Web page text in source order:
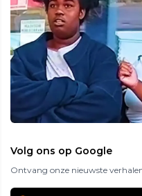
Volg ons op Google
Ontvang onze nieuwste